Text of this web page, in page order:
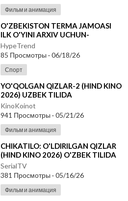
Фильм и анимация
⁣O'ZBEKISTON TERMA JAMOASI
ILK O'YINI ARXIV UCHUN-
FUTBOOL BO'YICHA JAHON
CHEMPIONATI
HypeTrend
85 Просмотры · 06/18/26
Спорт
⁣YO'QOLGAN QIZLAR-2 (HIND KINO
2026) UZBEK TILIDA
KinoKoinot
941 Просмотры · 05/21/26
Фильм и анимация
⁣CHIKATILO: O'LDIRILGAN QIZLAR
(HIND KINO 2026) O'ZBEK TILIDA
SerialTV
381 Просмотры · 05/16/26
Фильм и анимация